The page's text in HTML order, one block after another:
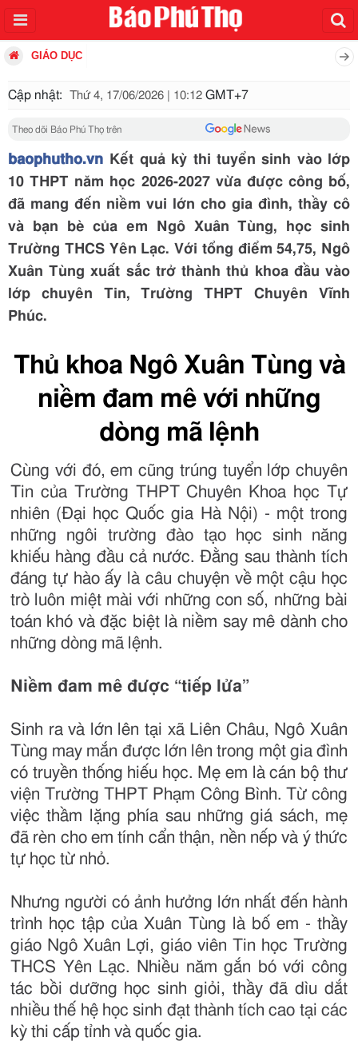
GIÁO DỤC
Cập nhật: Thứ 4, 17/06/2026 | 10:12 GMT+7
Theo dõi Báo Phú Thọ trên
baophutho.vn Kết quả kỳ thi tuyển sinh vào lớp
10 THPT năm học 2026-2027 vừa được công bố,
đã mang đến niềm vui lớn cho gia đình, thầy cô
và bạn bè của em Ngô Xuân Tùng, học sinh
Trường THCS Yên Lạc. Với tổng điểm 54,75, Ngô
Xuân Tùng xuất sắc trở thành thủ khoa đầu vào
lớp chuyên Tin, Trường THPT Chuyên Vĩnh
Phúc.
Thủ khoa Ngô Xuân Tùng và
niềm đam mê với những
dòng mã lệnh
Cùng với đó, em cũng trúng tuyển lớp chuyên
Tin của Trường THPT Chuyên Khoa học Tự
nhiên (Đại học Quốc gia Hà Nội) - một trong
những ngôi trường đào tạo học sinh năng
khiếu hàng đầu cả nước. Đằng sau thành tích
đáng tự hào ấy là câu chuyện về một cậu học
trò luôn miệt mài với những con số, những bài
toán khó và đặc biệt là niềm say mê dành cho
những dòng mã lệnh.
Niềm đam mê được “tiếp lửa”
Sinh ra và lớn lên tại xã Liên Châu, Ngô Xuân
Tùng may mắn được lớn lên trong một gia đình
có truyền thống hiếu học. Mẹ em là cán bộ thư
viện Trường THPT Phạm Công Bình. Từ công
việc thầm lặng phía sau những giá sách, mẹ
đã rèn cho em tính cẩn thận, nền nếp và ý thức
tự học từ nhỏ.
Nhưng người có ảnh hưởng lớn nhất đến hành
trình học tập của Xuân Tùng là bố em - thầy
giáo Ngô Xuân Lợi, giáo viên Tin học Trường
THCS Yên Lạc. Nhiều năm gắn bó với công
tác bồi dưỡng học sinh giỏi, thầy đã dìu dắt
nhiều thế hệ học sinh đạt thành tích cao tại các
kỳ thi cấp tỉnh và quốc gia.